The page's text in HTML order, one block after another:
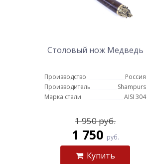
Столовый нож Медведь
Производство
Россия
Производитель
Shampurs
Марка стали
AISI 304
1 950 руб.
1 750 руб.
Купить